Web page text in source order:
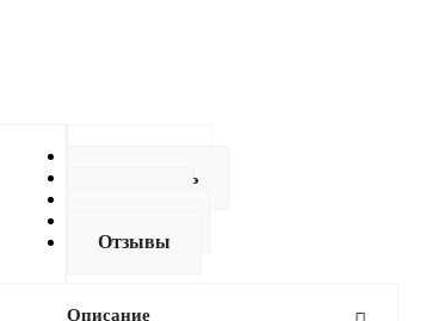
Как купить
Отзывы
Описание